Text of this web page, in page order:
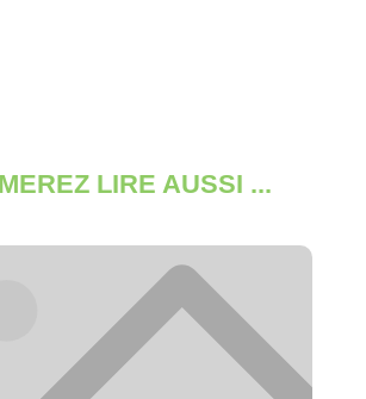
LIRE AUSSI ...